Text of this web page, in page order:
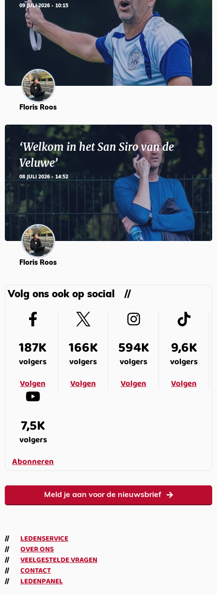
09 JULI 2026 - 10:15
Floris Roos
‘Welkom in het San Siro van de
Veluwe’
08 JULI 2026 - 14:52
Floris Roos
Volg ons ook op social
187K
volgers
Volgen
166K
volgers
Volgen
594K
volgers
Volgen
9,6K
volgers
Volgen
7,5K
volgers
Abonneren
Meld je aan voor de nieuwsbrief
LEDENSERVICE
OVER ONS
VEELGESTELDE VRAGEN
CONTACT
LEDENPANEL